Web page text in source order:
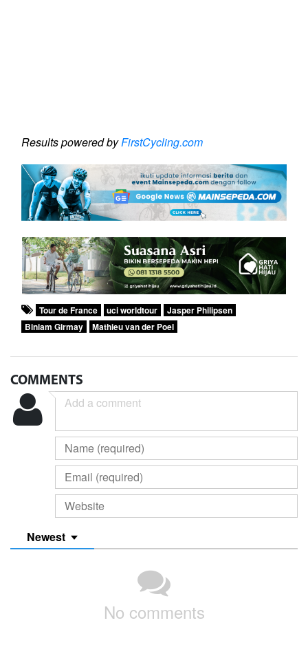
Results powered byFirstCycling.com
Tour de France uci worldtour
Jasper Philipsen
Biniam Girmay
Mathieu van der Poel
COMMENTS
Newest
No comments